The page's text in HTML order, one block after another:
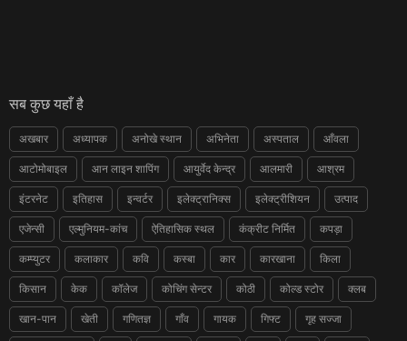
सब कुछ यहाँ है
अखबार अध्यापक अनोखे स्थान अभिनेता अस्पताल आँवला
आटोमोबाइल आन लाइन शापिंग आयुर्वेद केन्द्र आलमारी आश्रम
इंटरनेट इतिहास इन्वर्टर इलेक्ट्रानिक्स इलेक्ट्रीशियन उत्पाद
एजेन्सी एल्मुनियम-कांच ऐतिहासिक स्थल कंक्रीट निर्मित कपड़ा
कम्प्युटर कलाकार कवि कस्बा कार कारखाना किला
किसान केक कॉलेज कोचिंग सेन्टर कोठी कोल्ड स्टोर क्लब
खान-पान खेती गणितज्ञ गाँव गायक गिफ्ट गृह सज्जा